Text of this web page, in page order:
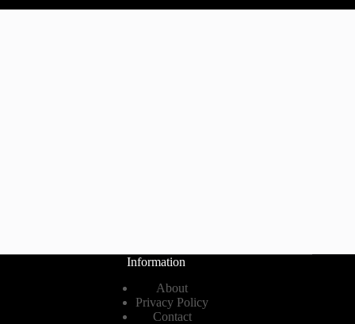
Information
About
Privacy Policy
Contact